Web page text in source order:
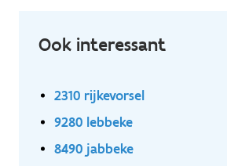
Ook interessant
2310 rijkevorsel
9280 lebbeke
8490 jabbeke